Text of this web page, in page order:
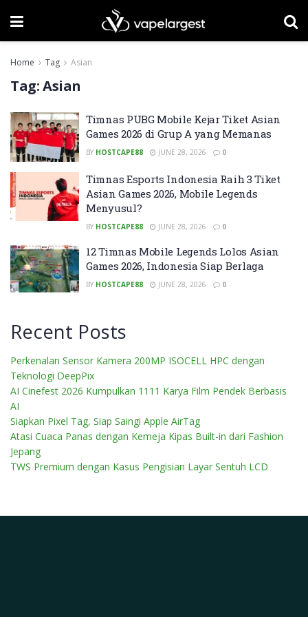
Home Tag Asian
Tag:Asian
Timnas PUBG Mobile Kejar Tiket Asian
Games 2026 di Grup A yang Memanas
BY HOSTCAPE88 JUNE 28, 2026 0
Timnas Esports Indonesia Raih 3 Tiket
Asian Games 2026, Mobile Legends
Menyusul?
BY HOSTCAPE88 JUNE 28, 2026 0
12 Timnas Mobile Legends Lolos Asian
Games 2026, Indonesia Siap Berlaga
BY HOSTCAPE88 JUNE 28, 2026 0
Recent Posts
Perkenalan Sensor Kamera 200MP ISOCELL HPC dengan
Teknologi DeepPix
AI Cinefest 2026 Kumpulkan 1111 Karya Film Pendek Berbasis
AI
Siapkan Pixel Tag, Siap Saingi Apple AirTag
Atasi Cuaca Panas dengan Kemeja Kipas Built-in dari Fashion
Jepang
TWS Premium dengan Kasus Pengisian Layar Sentuh LCD